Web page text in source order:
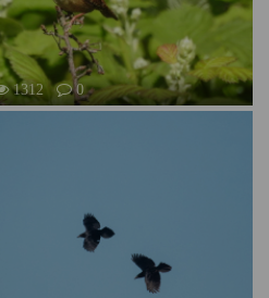
1312 0